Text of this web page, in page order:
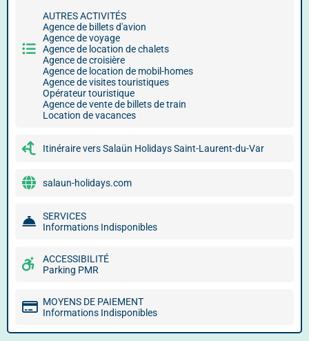
AUTRES ACTIVITÉS
Agence de billets d'avion
Agence de voyage
Agence de location de chalets
Agence de croisière
Agence de location de mobil-homes
Agence de visites touristiques
Opérateur touristique
Agence de vente de billets de train
Location de vacances
Itinéraire vers Salaün Holidays Saint-Laurent-du-Var
salaun-holidays.com
SERVICES
Informations Indisponibles
ACCESSIBILITÉ
Parking PMR
MOYENS DE PAIEMENT
Informations Indisponibles